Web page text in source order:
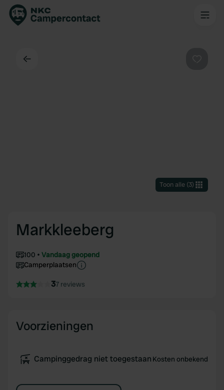
Toon alle(3)
Markkleeberg
100
Vandaag geopend
Camperplaatsen
37 reviews
Voorzieningen
Campinggedrag niet toegestaan Kosten onbekend